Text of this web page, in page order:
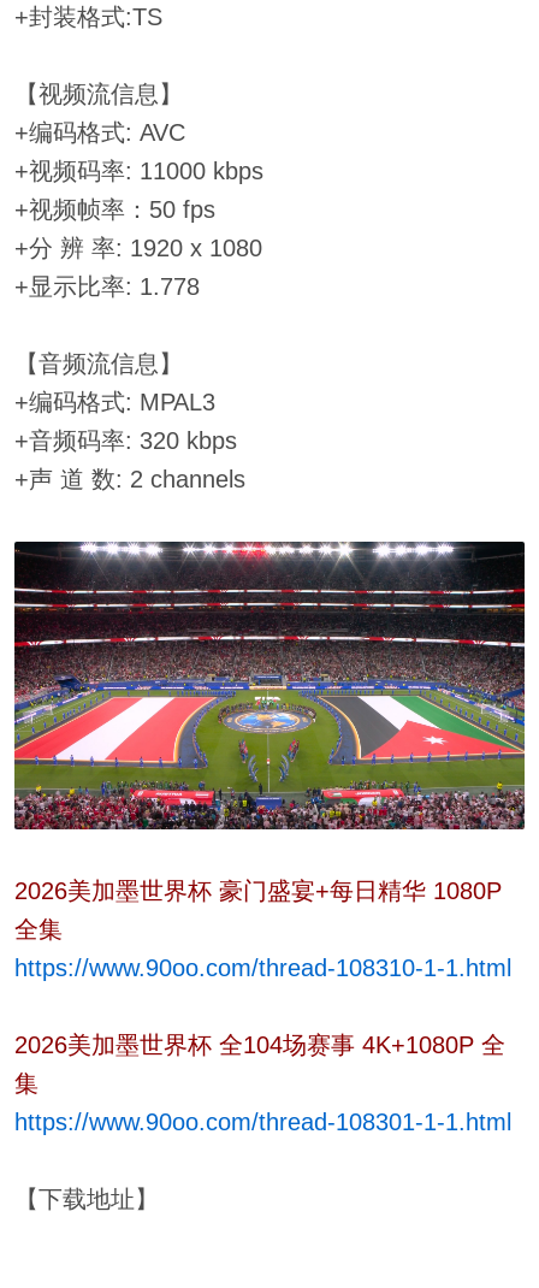
+封装格式:TS
【视频流信息】
+编码格式: AVC
+视频码率: 11000 kbps
+视频帧率：50 fps
+分 辨 率: 1920 x 1080
+显示比率: 1.778
【音频流信息】
+编码格式: MPAL3
+音频码率: 320 kbps
+声 道 数: 2 channels
2026美加墨世界杯 豪门盛宴+每日精华 1080P
全集
https://www.90oo.com/thread-108310-1-1.html
2026美加墨世界杯 全104场赛事 4K+1080P 全
集
https://www.90oo.com/thread-108301-1-1.html
【下载地址】